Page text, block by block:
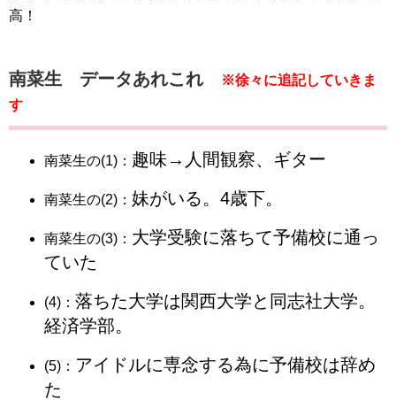
高！
南菜生 データあれこれ
※徐々に追記していきま
す
南菜生の(1)： 趣味→人間観察、ギター
南菜生の(2)： 妹がいる。4歳下。
南菜生の(3)： 大学受験に落ちて予備校に通っ
ていた
(4)： 落ちた大学は関西大学と同志社大学。
経済学部。
(5)： アイドルに専念する為に予備校は辞め
た